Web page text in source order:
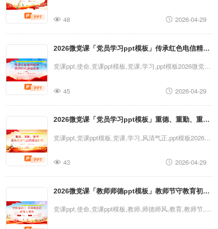
育部队安全教育党课ppt模板（含配套讲稿）党课ppt,党课
ppt模板,教育,教育党课,安全教育,党课,学习,ppt模板2026
微党课「党员学习ppt模板」部队“四反”教育部队安全教育
党课ppt模板（含配套讲稿）
48 2026-04-29
2026微党课「党员学习ppt模板」传承红色电信精神
勇担时代通信使命党课ppt模板（含配套讲稿）
党课ppt,使命,党课ppt模板,党课,学习,ppt模板2026微党课
命党课ppt模板（含配套讲稿）党课ppt,使命,党课ppt模板,
党课,学习,ppt模板2026微党课「党员学习ppt模板」传承
红色电信精神勇担时代通信使命党课ppt模板（含配套讲
稿）
45 2026-04-29
2026微党课「党员学习ppt模板」重德、重勤、重廉
涵养风清气正的政治生态党课ppt模板（含配套讲
党课ppt,党课ppt模板,党课,学习,风清气正,ppt模板2026微
正的政治生态党课ppt模板（含配套讲稿）党课ppt,党课
ppt模板,党课,学习,风清气正,ppt模板2026微党课「党员
学习ppt模板」重德、重勤、重廉涵养风清气正的政治生
态党课ppt模板（含配套讲稿）
43 2026-04-29
2026微党课「教师师德ppt模板」教师节守教育初心
正师德师风担育人使命党课ppt模板（含配套讲稿）
党课ppt,使命,党课ppt模板,教师,师德师风,教育,教师节,党